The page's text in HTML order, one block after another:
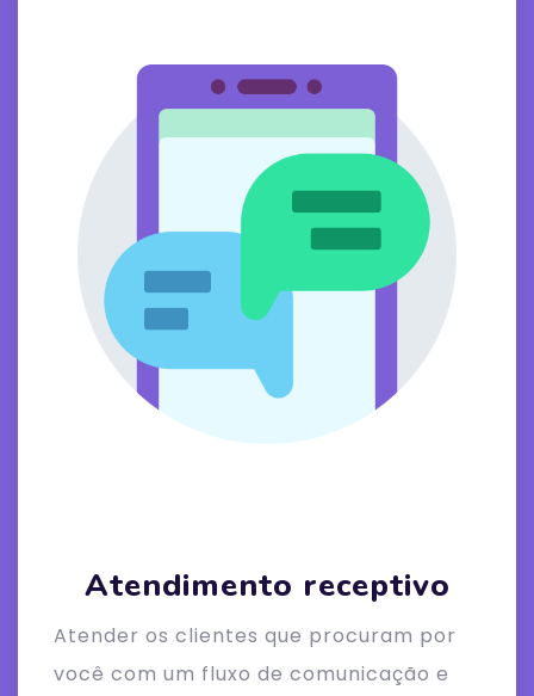
Atendimento receptivo
Atender os clientes que procuram por
você com um fluxo de comunicação e